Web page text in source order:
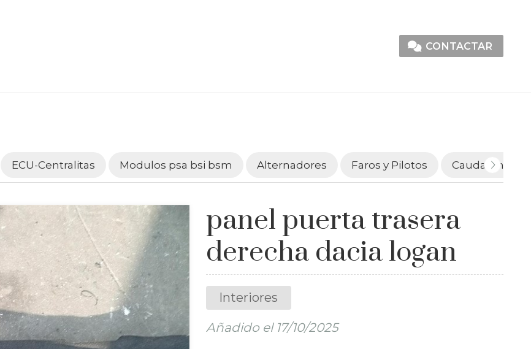
CONTACTAR
ECU-Centralitas Modulos psa bsi bsm Alternadores Faros y Pilotos Caudalímetros
panel puerta trasera
derecha dacia logan
Interiores
Añadido el 17/10/2025